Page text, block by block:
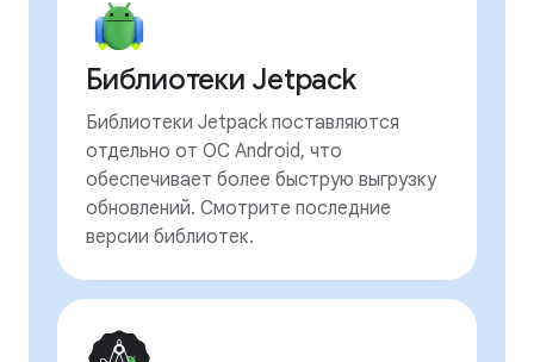
Библиотеки Jetpack
Библиотеки Jetpack поставляются
отдельно от ОС Android, что
обеспечивает более быструю выгрузку
обновлений. Смотрите последние
версии библиотек.